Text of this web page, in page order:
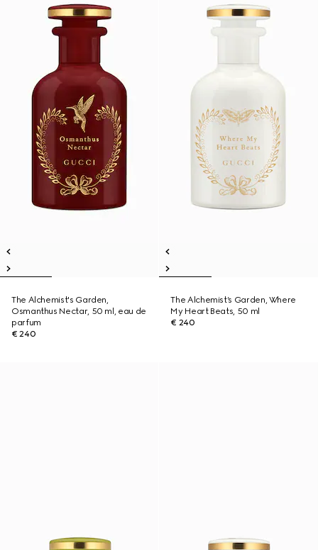
The Alchemist's Garden,
Osmanthus Nectar, 50 ml, eau de
parfum
€ 240
The Alchemist’s Garden, Where
My Heart Beats, 50 ml
€ 240